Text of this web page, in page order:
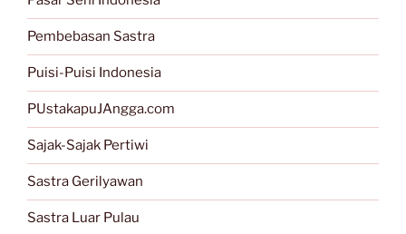
Pembebasan Sastra
Puisi-Puisi Indonesia
PUstakapuJAngga.com
Sajak-Sajak Pertiwi
Sastra Gerilyawan
Sastra Luar Pulau